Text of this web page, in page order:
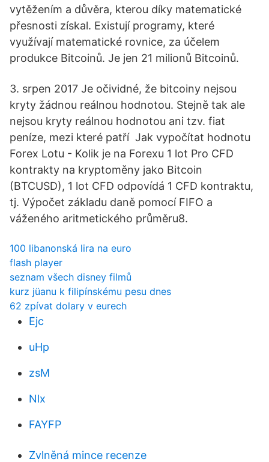
vytěžením a důvěra, kterou díky matematické
přesnosti získal. Existují programy, které
využívají matematické rovnice, za účelem
produkce Bitcoinů. Je jen 21 milionů Bitcoinů.
3. srpen 2017 Je očividné, že bitcoiny nejsou
kryty žádnou reálnou hodnotou. Stejně tak ale
nejsou kryty reálnou hodnotou ani tzv. fiat
peníze, mezi které patří Jak vypočítat hodnotu
Forex Lotu - Kolik je na Forexu 1 lot Pro CFD
kontrakty na kryptoměny jako Bitcoin
(BTCUSD), 1 lot CFD odpovídá 1 CFD kontraktu,
tj. Výpočet základu daně pomocí FIFO a
váženého aritmetického průměru8.
100 libanonská lira na euro
flash player
seznam všech disney filmů
kurz jüanu k filipínskému pesu dnes
62 zpívat dolary v eurech
Ejc
uHp
zsM
Nlx
FAYFP
Zvlněná mince recenze